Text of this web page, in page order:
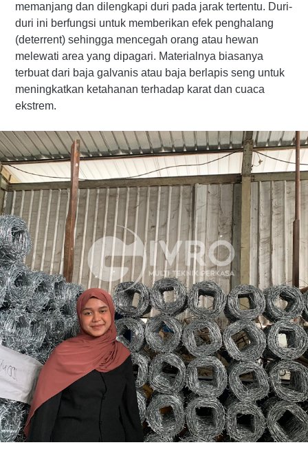
memanjang dan dilengkapi duri pada jarak tertentu. Duri-
duri ini berfungsi untuk memberikan efek penghalang
(deterrent) sehingga mencegah orang atau hewan
melewati area yang dipagari. Materialnya biasanya
terbuat dari baja galvanis atau baja berlapis seng untuk
meningkatkan ketahanan terhadap karat dan cuaca
ekstrem.